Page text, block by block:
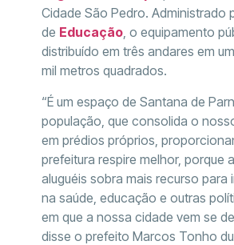
Cidade São Pedro. Administrado
de Educação, o equipamento
distribuído em três andares em
mil metros quadrados.
“É um espaço de Santana de
população, que consolida o
em prédios próprios,
prefeitura respire melhor, porque
aluguéis sobra mais recurso para
na saúde, educação e outras
em que a nossa cidade vem se
disse o prefeito Marcos Tonho